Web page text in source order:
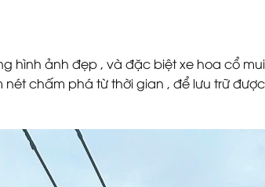
hình ảnh đẹp , và đặc biệt xe hoa cổ
chấm phá từ thời gian , để lưu trữ